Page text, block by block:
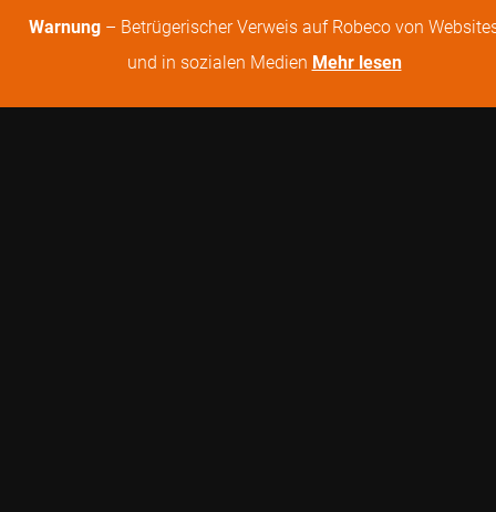
Warnung – Betrügerischer Verweis auf Robeco von
und in sozialen Medien Mehr lesen